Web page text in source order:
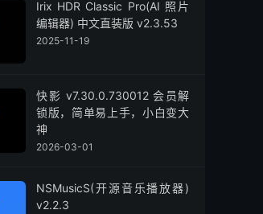
Irix HDR Classic Pro(AI 照片
编辑器) 中文直装版 v2.3.53
2025-11-19
快影 v7.30.0.730012 会员解
锁版，简单易上手，小白变大
神
2026-03-01
NSMusicS(开源音乐播放器)
v2.2.3